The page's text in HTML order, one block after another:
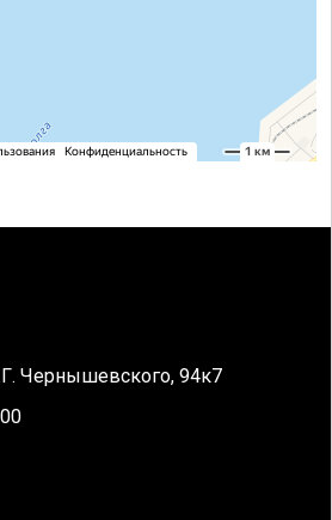
Чернышевского, 94к7